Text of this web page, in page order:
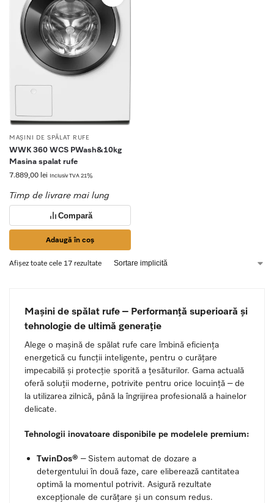
MAȘINI DE SPĂLAT RUFE
WWK 360 WCS PWash&10kg
Masina spalat rufe
7.889,00 lei Inclusiv TVA 21%
Timp de livrare mai lung
Compară
Adaugă în coș
Afișez toate cele 17 rezultate
Mașini de spălat rufe – Performanță superioară și
tehnologie de ultimă generație
Alege o mașină de spălat rufe care îmbină eficiența
energetică cu funcții inteligente, pentru o curățare
impecabilă și protecție sporită a țesăturilor. Gama actuală
oferă soluții moderne, potrivite pentru orice locuință – de
la utilizarea zilnică, până la îngrijirea profesională a hainelor
delicate.
Tehnologii inovatoare disponibile pe modelele premium:
TwinDos® – Sistem automat de dozare a
detergentului în două faze, care eliberează cantitatea
optimă la momentul potrivit. Asigură rezultate
excepționale de curățare și un consum redus.